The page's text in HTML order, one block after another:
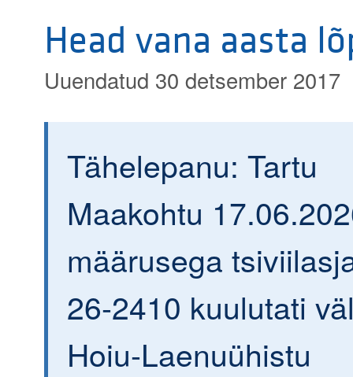
Head vana aasta
Uuendatud 30 detsember 2017
Tähelepanu: Tartu
Maakohtu
määrusega
26-2410 kuulutati
Hoiu-Laenuühistu